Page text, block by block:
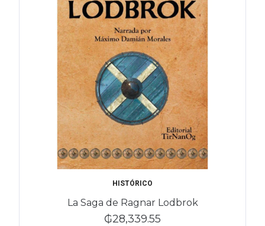
HISTÓRICO
La Saga de Ragnar Lodbrok
₲28,339.55